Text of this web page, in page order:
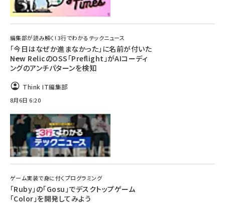
編集部が読み解く! 3行でわかるテックニュース
「今日はなぜか進まなかった」に名前が付いた
――New RelicのOSS「Preflight」がAIコーディ
ングのアンチパターンを検知
Think IT編集部
8月6日 6:20
ゲーム実装で身に付くプログラミング
「Ruby」の「Gosu」でデスクトップゲーム
「Color」を開発してみよう